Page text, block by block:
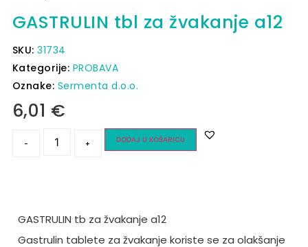
GASTRULIN tbl za žvakanje a12
SKU:31734
Kategorije: PROBAVA
Oznake: Sermenta d.o.o.
6,01 €
- + DODAJ U KOŠARICU
GASTRULIN tb za žvakanje a12
Gastrulin tablete za žvakanje koriste se za olakšanje